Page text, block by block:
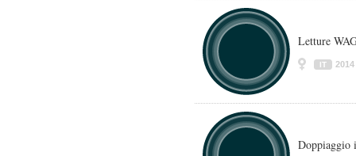
Letture
IT 2014
Doppiaggio